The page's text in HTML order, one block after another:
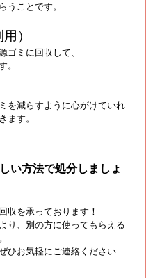
うことです。
）
ゴミに回収して、
。
を減らすように心がけていれ
ます。
い方法で処分しましょ
収を承っております！
り、別の方に使ってもらえる
ひお気軽にご連絡ください